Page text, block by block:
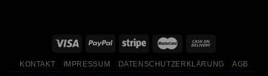
KONTAKT IMPRESSUM DATENSCHUTZERKLÄRUNG AGB